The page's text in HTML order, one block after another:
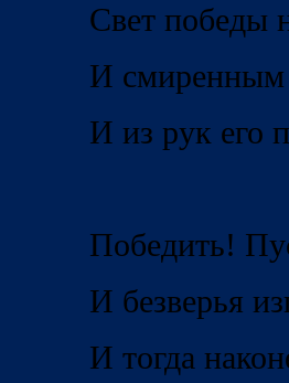
Свет победы
И смиренным
И из рук его
Победить!
И безверья
И тогда